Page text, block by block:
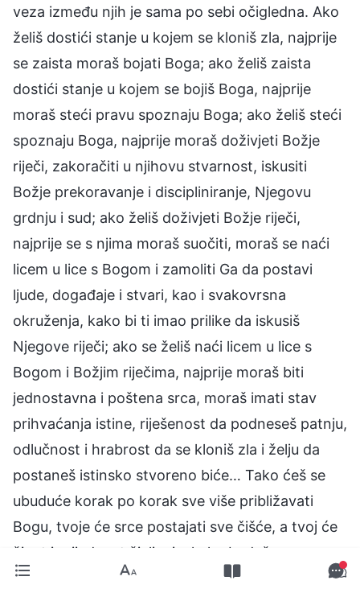
veza između njih je sama po sebi očigledna. Ako
želiš dostići stanje u kojem se kloniš zla, najprije
se zaista moraš bojati Boga; ako želiš zaista
dostići stanje u kojem se bojiš Boga, najprije
moraš steći pravu spoznaju Boga; ako želiš steći
spoznaju Boga, najprije moraš doživjeti Božje
riječi, zakoračiti u njihovu stvarnost, iskusiti
Božje prekoravanje i discipliniranje, Njegovu
grdnju i sud; ako želiš doživjeti Božje riječi,
najprije se s njima moraš suočiti, moraš se naći
licem u lice s Bogom i zamoliti Ga da postavi
ljude, događaje i stvari, kao i svakovrsna
okruženja, kako bi ti imao prilike da iskusiš
Njegove riječi; ako se želiš naći licem u lice s
Bogom i Božjim riječima, najprije moraš biti
jednostavna i poštena srca, moraš imati stav
prihvaćanja istine, riješenost da podneseš patnju,
odlučnost i hrabrost da se kloniš zla i želju da
postaneš istinsko stvoreno biće… Tako ćeš se
ubuduće korak po korak sve više približavati
Bogu, tvoje će srce postajati sve čišće, a tvoj će
život i vrijednost življenja, kako budeš
spoznavao Boga, bivati sve smisleniji i sve